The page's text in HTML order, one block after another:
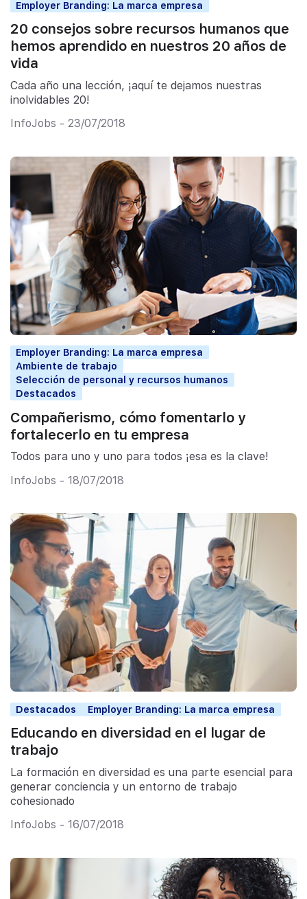
Employer Branding: La marca empresa
20 consejos sobre recursos humanos que
hemos aprendido en nuestros 20 años de
vida
Cada año una lección, ¡aquí te dejamos nuestras
inolvidables 20!
InfoJobs - 23/07/2018
Employer Branding: La marca empresa
Ambiente de trabajo
Selección de personal y recursos humanos
Destacados
Compañerismo, cómo fomentarlo y
fortalecerlo en tu empresa
Todos para uno y uno para todos ¡esa es la clave!
InfoJobs - 18/07/2018
Destacados Employer Branding: La marca empresa
Educando en diversidad en el lugar de
trabajo
La formación en diversidad es una parte esencial para
generar conciencia y un entorno de trabajo
cohesionado
InfoJobs - 16/07/2018